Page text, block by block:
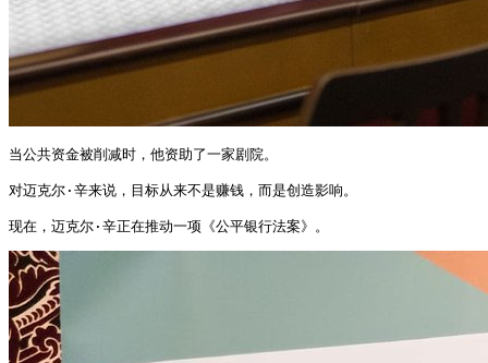
当公共资金被削减时，他资助了一家剧院。
对迈克尔·辛来说，目标从来不是赚钱，而是创造影响。
现在，迈克尔·辛正在推动一项《公平银行法案》。